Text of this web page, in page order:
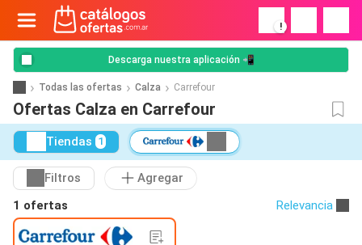
!
Descarga nuestra aplicación 📲
Todas las ofertas Calza Carrefour
Ofertas Calza en Carrefour
Tiendas 1
Filtros
Agregar
1 ofertas
Relevancia